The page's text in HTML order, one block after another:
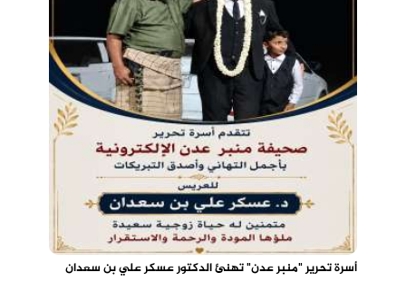
أسرة تحرير "منبر عدن" تهنئ الدكتور عسكر علي بن سعدان